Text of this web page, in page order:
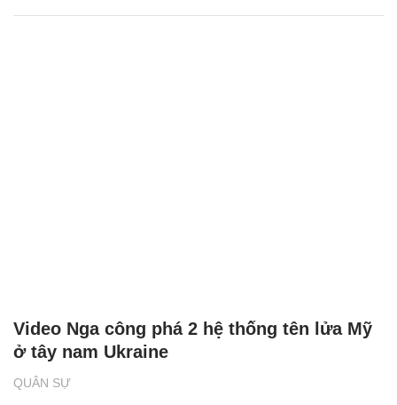
QUÂN SỰ
Video Nga công phá 2 hệ thống tên lửa Mỹ
ở tây nam Ukraine